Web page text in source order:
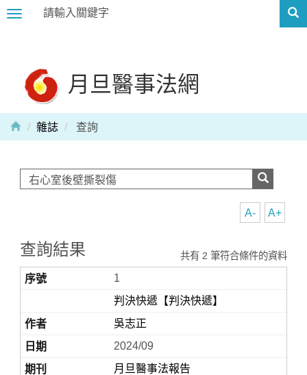
Toggle
月旦醫事法網
雜誌 查詢
A+
A-
查詢結果 共有 2 筆符合條件的資料
1
判決快遞【判決快遞】
吳志正
2024/09
月旦醫事法報告